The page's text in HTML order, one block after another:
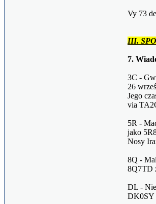
Vy 73
III.
7.
3C -
26
Jego
via
5R -
jako
Nosy
8Q -
8Q7TD
DL -
DK0SY